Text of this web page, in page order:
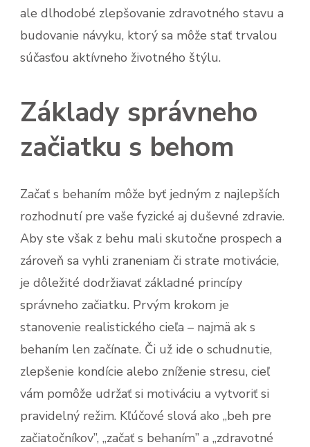
ale dlhodobé zlepšovanie zdravotného stavu a
budovanie návyku, ktorý sa môže stať trvalou
súčasťou aktívneho životného štýlu.
Základy správneho
začiatku s behom
Začať s behaním môže byť jedným z najlepších
rozhodnutí pre vaše fyzické aj duševné zdravie.
Aby ste však z behu mali skutočne prospech a
zároveň sa vyhli zraneniam či strate motivácie,
je dôležité dodržiavať základné princípy
správneho začiatku. Prvým krokom je
stanovenie realistického cieľa – najmä ak s
behaním len začínate. Či už ide o schudnutie,
zlepšenie kondície alebo zníženie stresu, cieľ
vám pomôže udržať si motiváciu a vytvoriť si
pravidelný režim. Kľúčové slová ako „beh pre
začiatočníkov”, „začať s behaním” a „zdravotné